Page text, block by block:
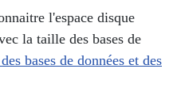
l'espace disque
la taille des bases de
bases de données et des